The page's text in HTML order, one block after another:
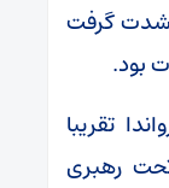
شدت گرفت
بود.
تقریبا
رهبری